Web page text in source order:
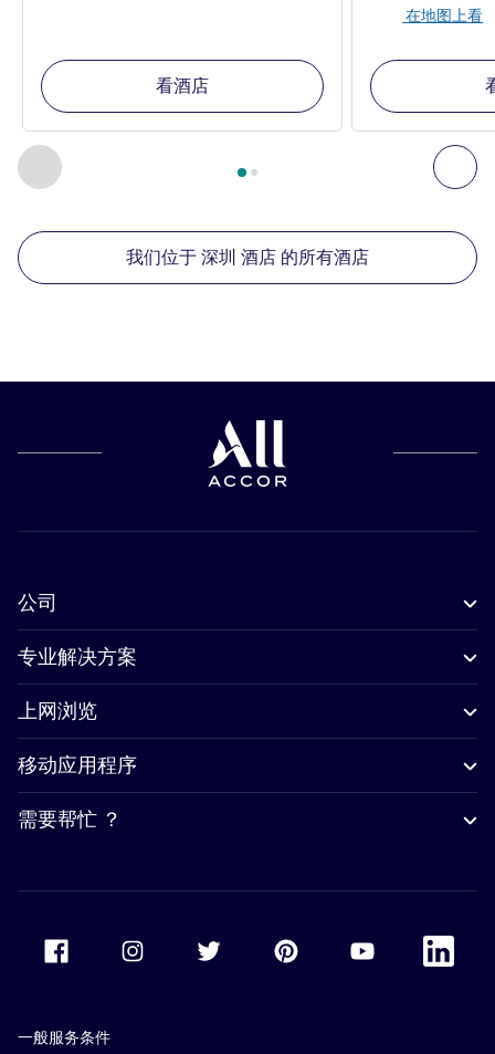
上一个 - 我们在附近的其他酒店 下
第 1页，共 , 我们在附近的其他酒店 1 :, 我们在附近的
看酒店
在地图上看
我们位于 深圳 酒店 的所有酒店
公司
专业解决方案
上网浏览
移动应用程序
需要帮忙 ？
Accor Youtube
Accor
一般服务条件